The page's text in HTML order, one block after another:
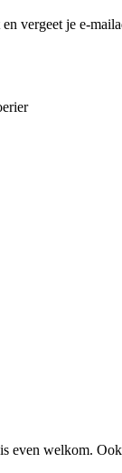
vergeet je e-
even welkom.